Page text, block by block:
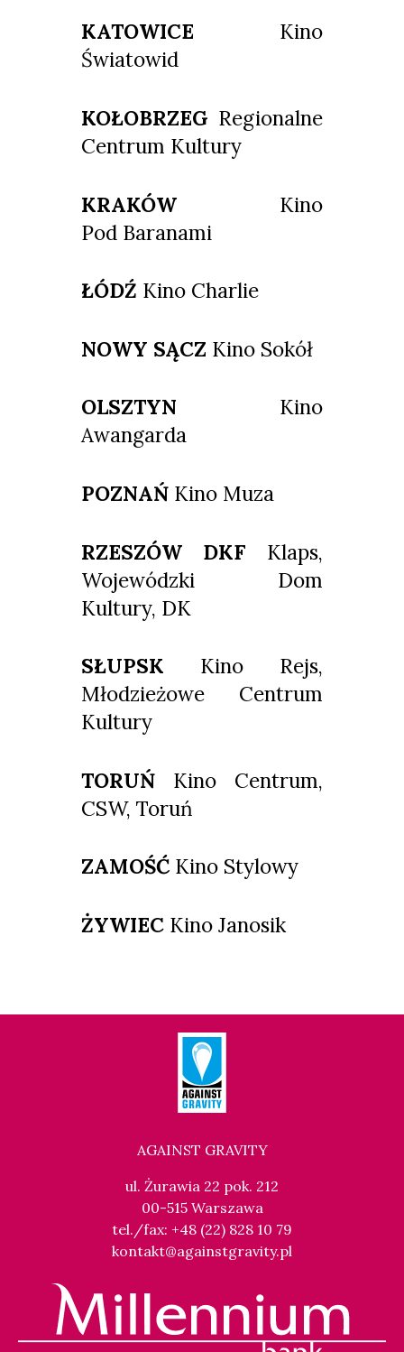
KATOWICE Kino
Światowid
KOŁOBRZEG Regionalne
Centrum Kultury
KRAKÓW Kino
Pod Baranami
ŁÓDŹ Kino Charlie
NOWY SĄCZ Kino Sokół
OLSZTYN Kino
Awangarda
POZNAŃKino Muza
RZESZÓW DKF Klaps,
Wojewódzki Dom
Kultury, DK
SŁUPSK Kino Rejs,
Młodzieżowe Centrum
Kultury
TORUŃKino Centrum,
CSW, Toruń
ZAMOŚĆKino Stylowy
ŻYWIECKino Janosik
AGAINST GRAVITY
ul. Żurawia 22 pok. 212
00-515 Warszawa
tel./fax: +48 (22) 828 10 79
kontakt@againstgravity.pl